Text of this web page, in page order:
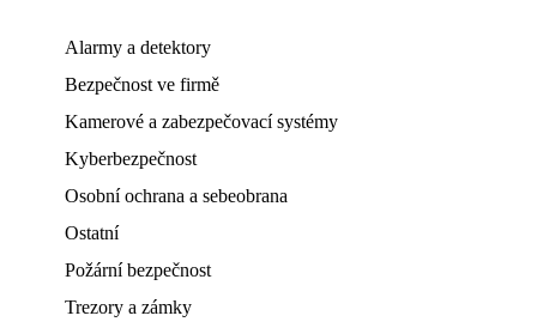
Alarmy a detektory
Bezpečnost ve firmě
Kamerové a zabezpečovací systémy
Kyberbezpečnost
Osobní ochrana a sebeobrana
Ostatní
Požární bezpečnost
Trezory a zámky